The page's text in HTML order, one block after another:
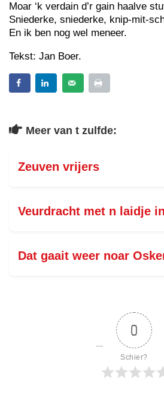
Moar ‘k verdain d’r gain haalve
Sniederke, sniederke, knip-mit-
En ik ben nog wel meneer.
Tekst: Jan Boer.
Meer van t zulfde:
Zeuven vrijers
Veurdracht met n laidje
Dat gaait weer noar
0
Schier?